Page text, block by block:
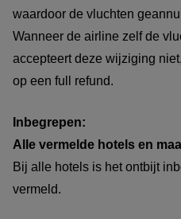
waardoor de vluchten
Wanneer de airline zelf de
accepteert deze wijziging
op een full refund.
Inbegrepen:
Alle vermelde hotels en
Bij alle hotels is het ontbijt
vermeld.